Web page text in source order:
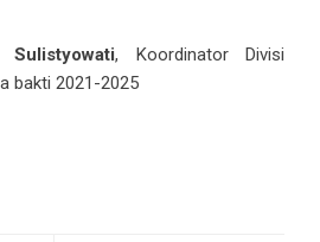
Sulistyowati, Koordinator Divisi
bakti 2021-2025